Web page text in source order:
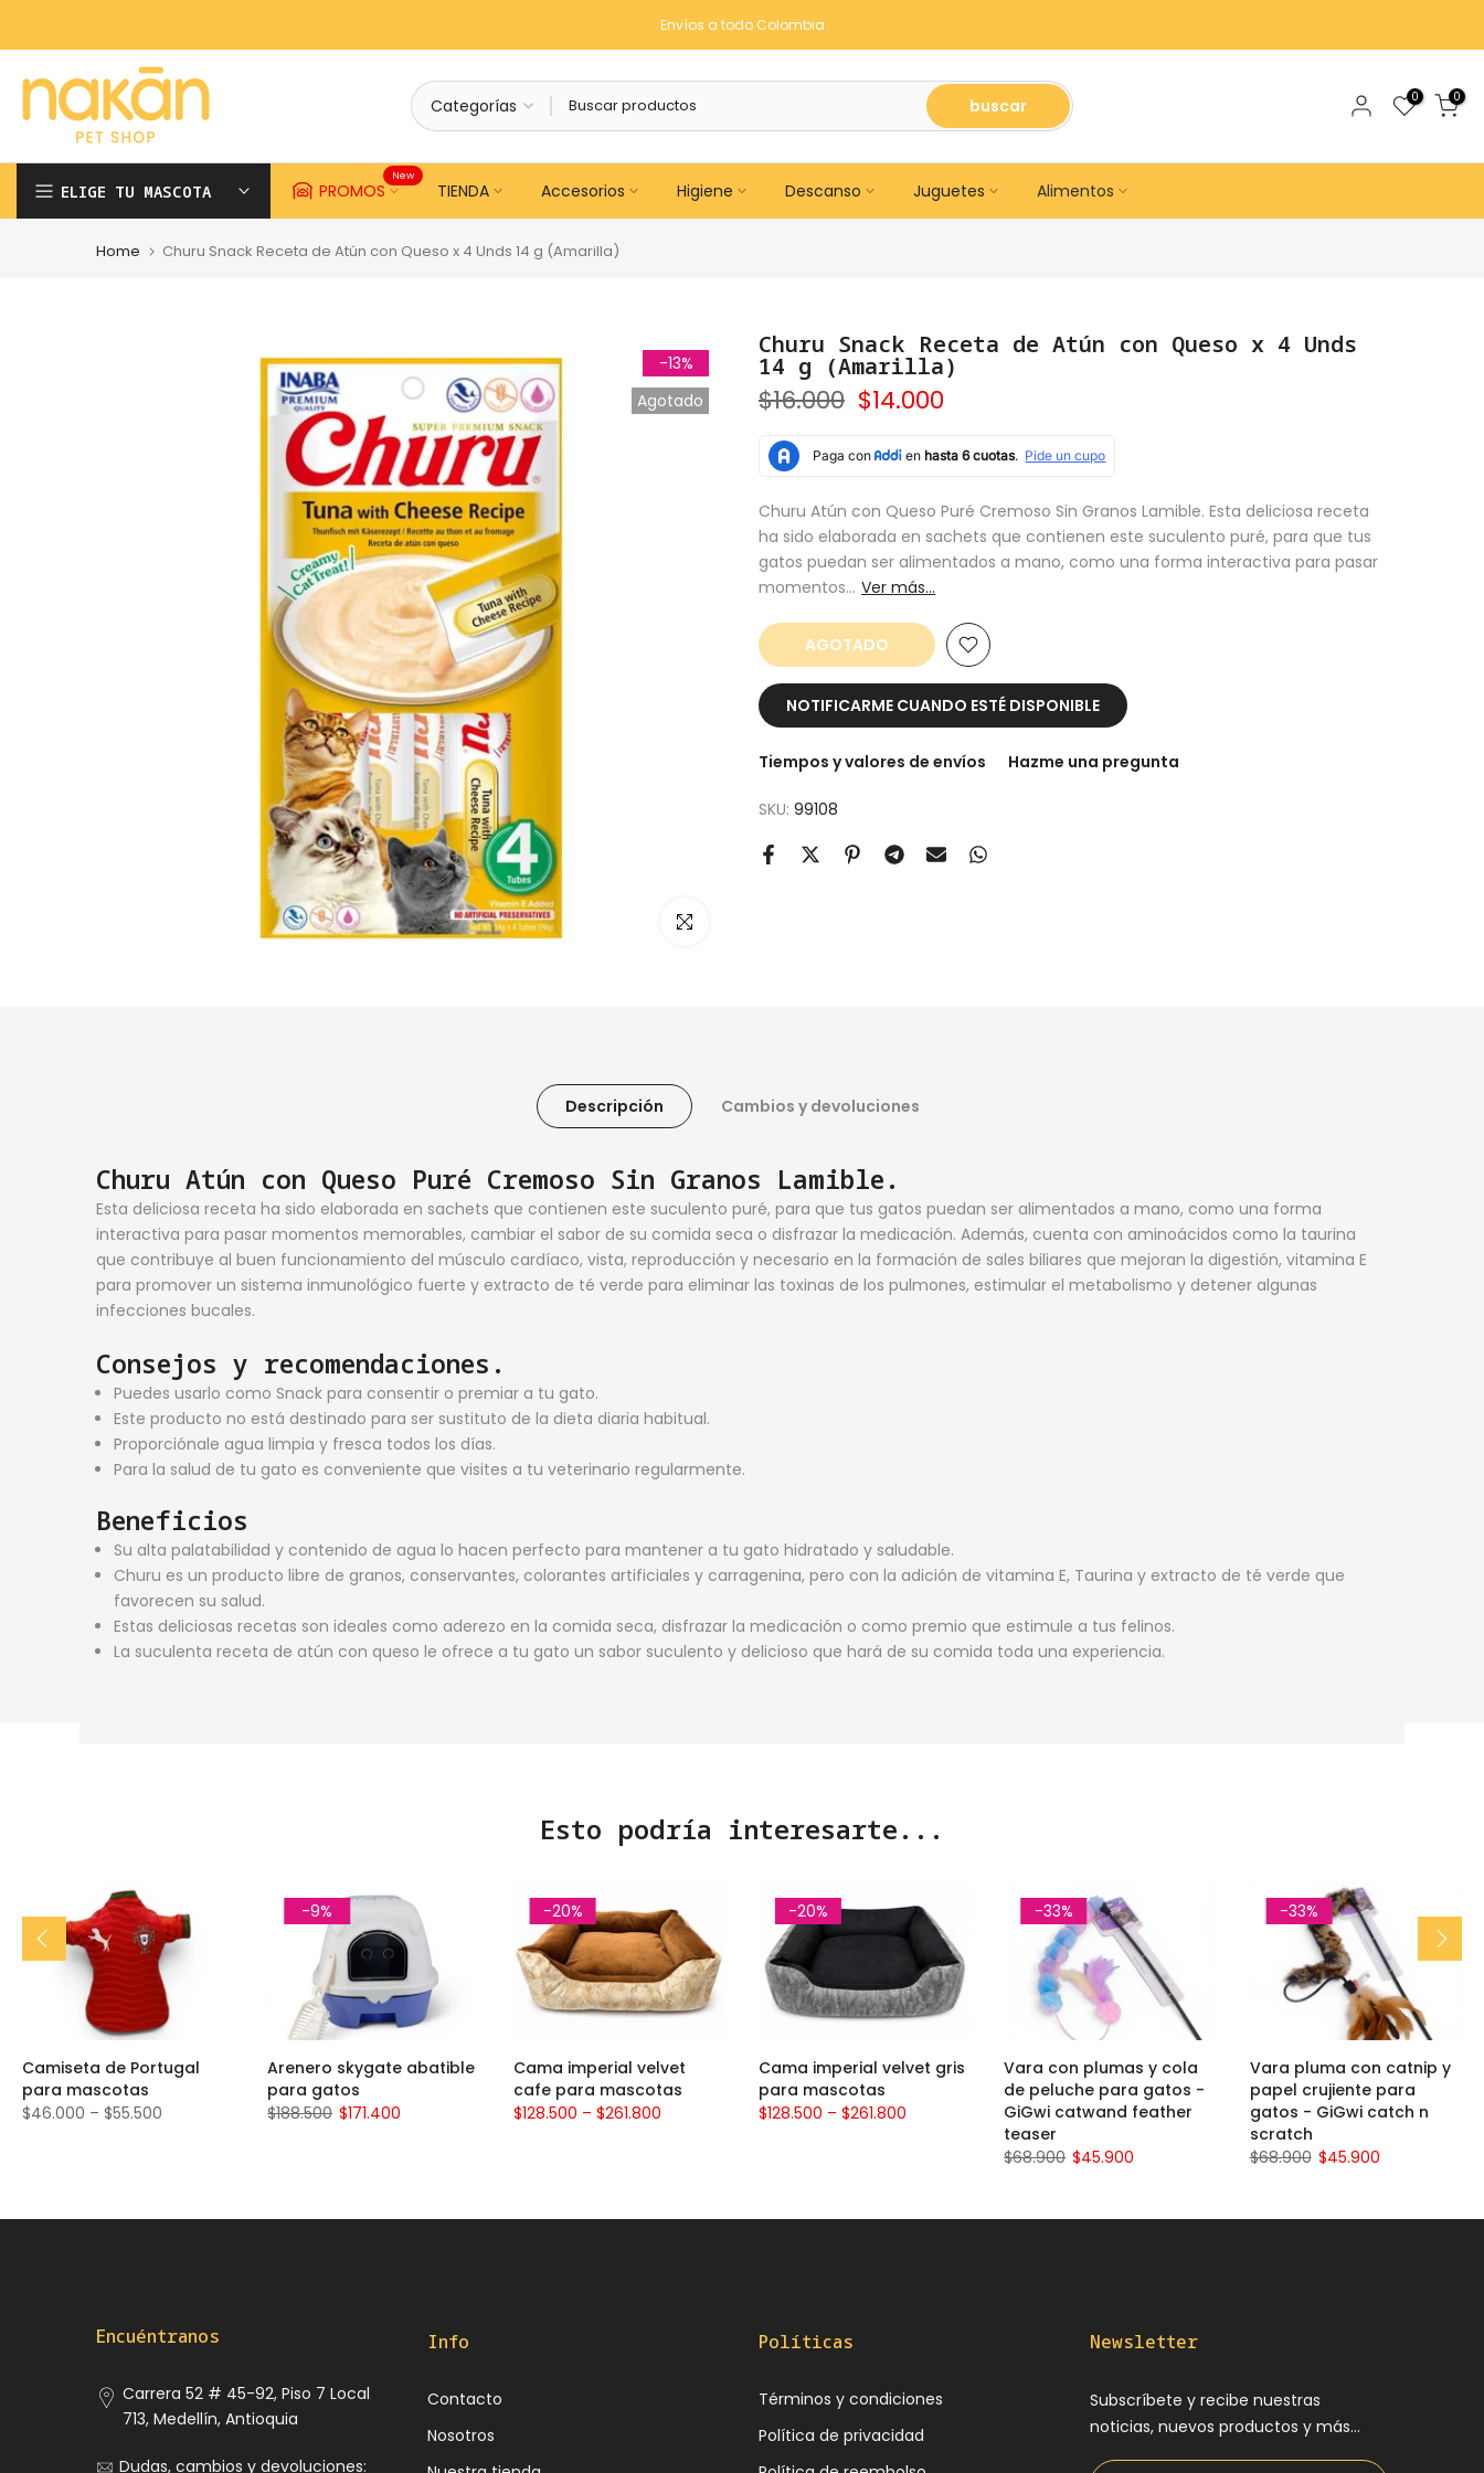
contenido
Envíos a todo Colombia
buscar 0 0
ELIGE TU MASCOTA PROMOS
New
TIENDA Accesorios Higiene Descanso Juguetes Alimentos
Home Churu Snack Receta de Atún con Queso x 4 Unds 14 g (Amarilla)
-13%
Agotado
Click zoom
Churu Snack Receta de Atún con Queso x 4 Unds
14 g (Amarilla)
$16.000 $14.000
Churu Atún con Queso Puré Cremoso Sin Granos Lamible. Esta deliciosa receta
ha sido elaborada en sachets que contienen este suculento puré, para que tus
gatos puedan ser alimentados a mano, como una forma interactiva para pasar
momentos... Ver más...
AGOTADO
NOTIFICARME CUANDO ESTÉ DISPONIBLE
Tiempos y valores de envíos Hazme una pregunta
SKU: 99108
Descripción Cambios y devoluciones
Churu Atún con Queso Puré Cremoso Sin Granos Lamible.
Esta deliciosa receta ha sido elaborada en sachets que contienen este suculento puré, para que tus gatos puedan ser alimentados a mano, como una forma
interactiva para pasar momentos memorables, cambiar el sabor de su comida seca o disfrazar la medicación. Además, cuenta con aminoácidos como la taurina
que contribuye al buen funcionamiento del músculo cardíaco, vista, reproducción y necesario en la formación de sales biliares que mejoran la digestión, vitamina E
para promover un sistema inmunológico fuerte y extracto de té verde para eliminar las toxinas de los pulmones, estimular el metabolismo y detener algunas
infecciones bucales.
Consejos y recomendaciones.
Puedes usarlo como Snack para consentir o premiar a tu gato.
Este producto no está destinado para ser sustituto de la dieta diaria habitual.
Proporciónale agua limpia y fresca todos los días.
Para la salud de tu gato es conveniente que visites a tu veterinario regularmente.
Beneficios
Su alta palatabilidad y contenido de agua lo hacen perfecto para mantener a tu gato hidratado y saludable.
Churu es un producto libre de granos, conservantes, colorantes artificiales y carragenina, pero con la adición de vitamina E, Taurina y extracto de té verde que
favorecen su salud.
Estas deliciosas recetas son ideales como aderezo en la comida seca, disfrazar la medicación o como premio que estimule a tus felinos.
La suculenta receta de atún con queso le ofrece a tu gato un sabor suculento y delicioso que hará de su comida toda una experiencia.
Esto podría interesarte...
Camiseta de Portugal
para mascotas
$46.000 – $55.500
-9%
Arenero skygate abatible
para gatos
$188.500 $171.400
-20%
Cama imperial velvet
cafe para mascotas
$128.500 – $261.800
-20%
Cama imperial velvet gris
para mascotas
$128.500 – $261.800
-33%
Vara con plumas y cola
de peluche para gatos -
GiGwi catwand feather
teaser
$68.900 $45.900
-33%
Vara pluma con catnip y
papel crujiente para
gatos - GiGwi catch n
scratch
$68.900 $45.900
Encuéntranos
Carrera 52 # 45-92, Piso 7 Local
713, Medellín, Antioquia
Dudas, cambios y devoluciones:
Info
Contacto
Nosotros
Políticas
Términos y condiciones
Política de privacidad
Newsletter
Subscríbete y recibe nuestras
noticias, nuevos productos y más...